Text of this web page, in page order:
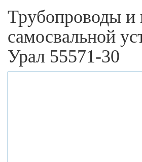
Трубопроводы и
самосвальной
Урал 55571-30